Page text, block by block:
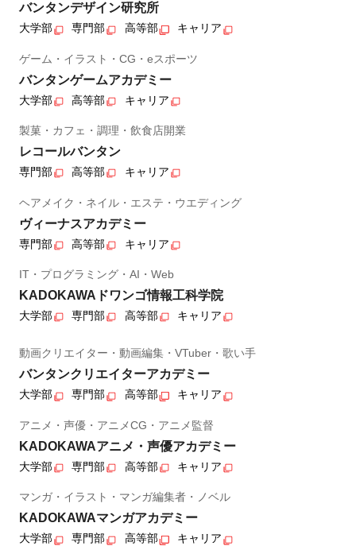
バンタンデザイン研究所
大学部 専門部 高等部 キャリア
ゲーム・イラスト・CG・eスポーツ
バンタンゲームアカデミー
大学部 高等部 キャリア
製菓・カフェ・調理・飲食店開業
レコールバンタン
専門部 高等部 キャリア
ヘアメイク・ネイル・エステ・ウエディング
ヴィーナスアカデミー
専門部 高等部 キャリア
IT・プログラミング・AI・Web
KADOKAWAドワンゴ情報工科学院
大学部 専門部 高等部 キャリア
動画クリエイター・動画編集・VTuber・歌い手
バンタンクリエイターアカデミー
大学部 専門部 高等部 キャリア
アニメ・声優・アニメCG・アニメ監督
KADOKAWAアニメ・声優アカデミー
大学部 専門部 高等部 キャリア
マンガ・イラスト・マンガ編集者・ノベル
KADOKAWAマンガアカデミー
大学部 専門部 高等部 キャリア